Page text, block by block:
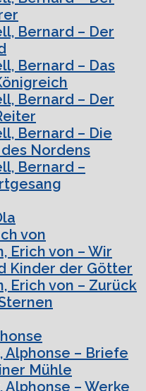
Bernard – Der
Bernard – Das
Bernard – Der
Bernard – Die
Nordens
Bernard –
von
Erich von – Wir
Kinder der Götter
Erich von – Zurück
Alphonse – Briefe
Mühle
Alphonse – Werke